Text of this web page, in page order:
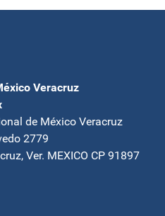
Veracruz
de México Veracruz
2779
Ver. MEXICO CP 91897